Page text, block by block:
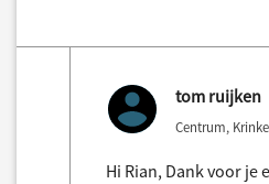
tom ruijken
Centrum,
Hi Rian, Dank voor je